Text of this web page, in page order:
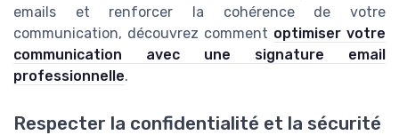
emails et renforcer la cohérence de votre
communication, découvrez comment optimiser votre
communication avec une signature email
professionnelle.
Respecter la confidentialité et la sécurité